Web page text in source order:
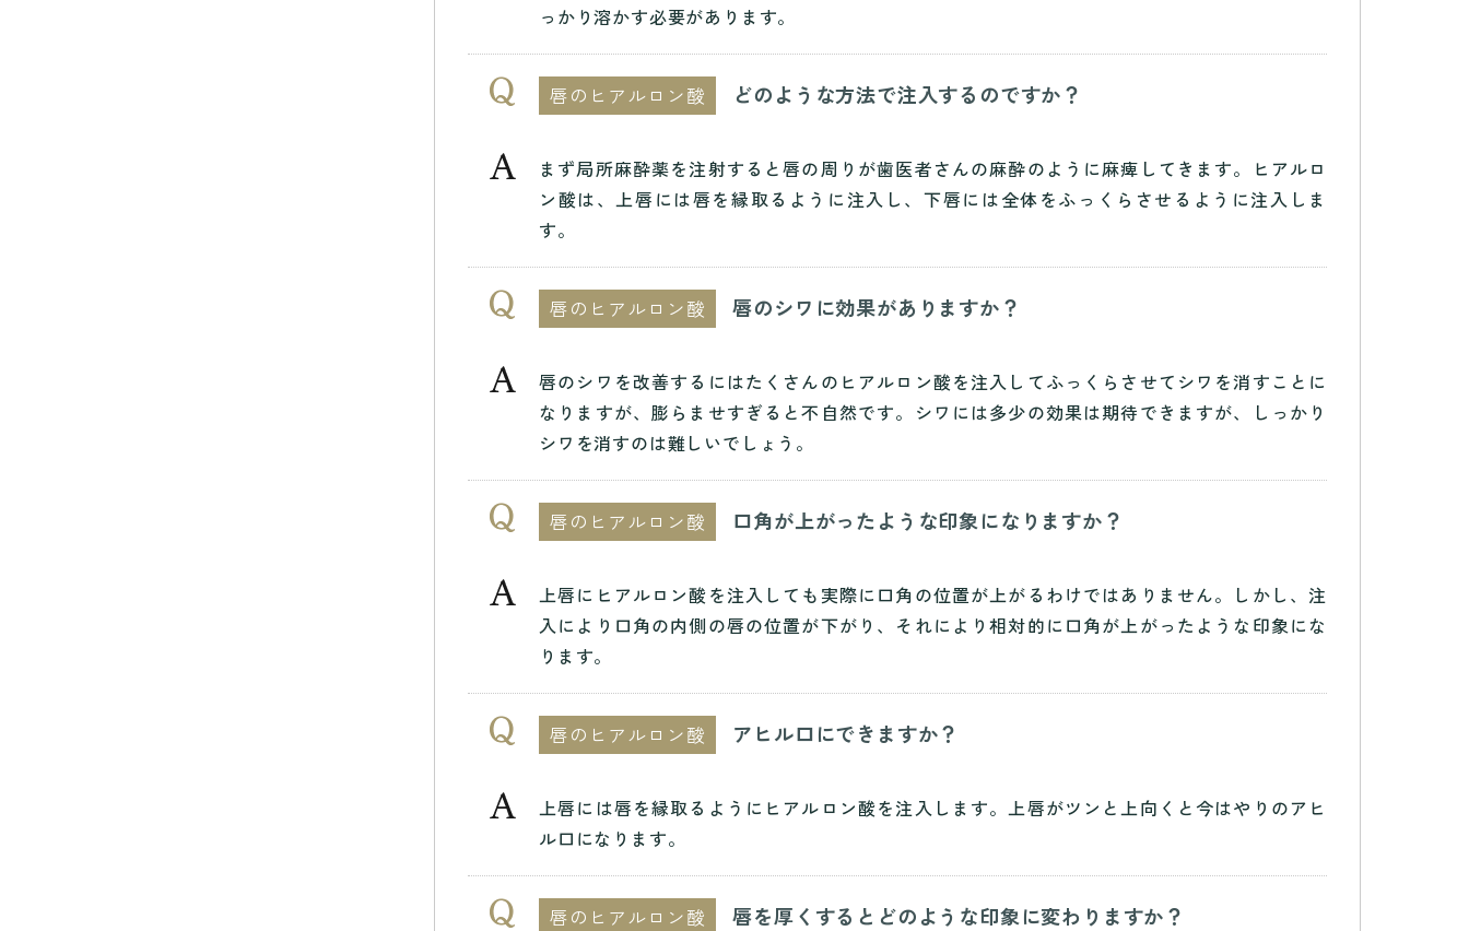
っかり溶かす必要があります。
唇のヒアルロン酸 どのような方法で注入するのですか？
まず局所麻酔薬を注射すると唇の周りが歯医者さんの麻酔のように麻痺してきます。ヒアルロ
ン酸は、上唇には唇を縁取るように注入し、下唇には全体をふっくらさせるように注入しま
す。
唇のヒアルロン酸 唇のシワに効果がありますか？
唇のシワを改善するにはたくさんのヒアルロン酸を注入してふっくらさせてシワを消すことに
なりますが、膨らませすぎると不自然です。シワには多少の効果は期待できますが、しっかり
シワを消すのは難しいでしょう。
唇のヒアルロン酸 口角が上がったような印象になりますか？
上唇にヒアルロン酸を注入しても実際に口角の位置が上がるわけではありません。しかし、注
入により口角の内側の唇の位置が下がり、それにより相対的に口角が上がったような印象にな
ります。
唇のヒアルロン酸 アヒル口にできますか？
上唇には唇を縁取るようにヒアルロン酸を注入します。上唇がツンと上向くと今はやりのアヒ
ル口になります。
唇のヒアルロン酸 唇を厚くするとどのような印象に変わりますか？